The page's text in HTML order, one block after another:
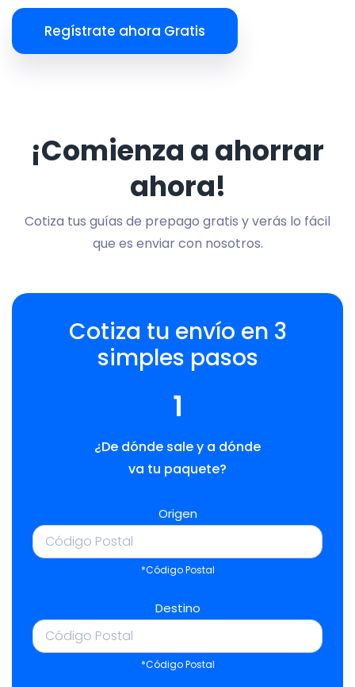
Regístrate ahora Gratis
¡Comienza a ahorrar
ahora!
Cotiza tus guías de prepago gratis y verás lo fácil
que es enviar con nosotros.
Cotiza tu envío en 3
simples pasos
1
¿De dónde sale y a dónde
va tu paquete?
Origen
*Código Postal
Destino
*Código Postal